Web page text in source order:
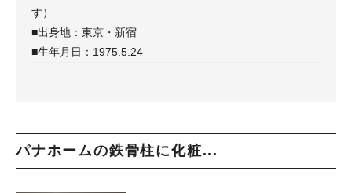
す）
■出身地：東京・新宿
■生年月日：1975.5.24
パナホームの鉄骨柱に化粧...